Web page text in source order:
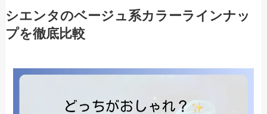
シエンタのベージュ系カラーラインナッ
プを徹底比較